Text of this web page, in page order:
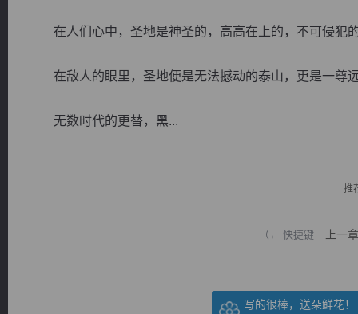
在人们心中，圣地是神圣的，高高在上的，不可侵犯
在敌人的眼里，圣地便是无法撼动的泰山，更是一尊
无数时代的更替，黑...
推
（← 快捷键 上一章
写的很棒，送朵鲜花！